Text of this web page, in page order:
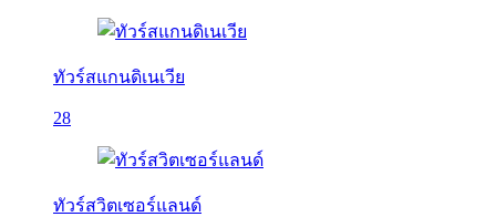
ทัวร์สแกนดิเนเวีย
28
ทัวร์สวิตเซอร์แลนด์